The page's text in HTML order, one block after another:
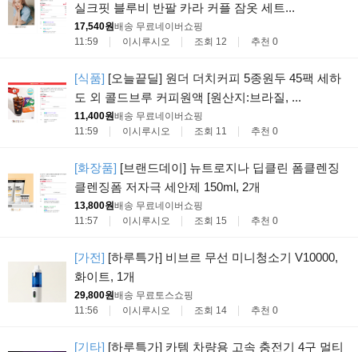
실크핏 블루비 반팔 카라 커플 잠옷 세트...
17,540원배송 무료네이버쇼핑
11:59
이시루시오 조회 12 추천 0
[식품] [오늘끝딜] 원더 더치커피 5종원두 45팩 세하
도 외 콜드브루 커피원액 [원산지:브라질, ...
11,400원배송 무료네이버쇼핑
11:59
이시루시오 조회 11 추천 0
[화장품] [브랜드데이] 뉴트로지나 딥클린 폼클렌징
클렌징폼 저자극 세안제 150ml, 2개
13,800원배송 무료네이버쇼핑
11:57
이시루시오 조회 15 추천 0
[가전] [하루특가] 비브르 무선 미니청소기 V10000,
화이트, 1개
29,800원배송 무료토스쇼핑
11:56
이시루시오 조회 14 추천 0
[기타] [하루특가] 카템 차량용 고속 충전기 4구 멀티